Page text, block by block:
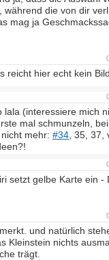
die von dir
mag ja
reicht hier echt kein
lala (interessiere mich
mal schmunzeln,
mehr: #34 , 35, 37,
setzt gelbe Karte ein -
und natürlich
Kleinstein nichts
trägt.